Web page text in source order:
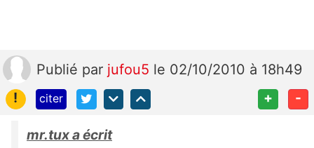
Publié par jufou5 le 02/10/2010 à 18h49
!
citer + -
mr.tux a écrit